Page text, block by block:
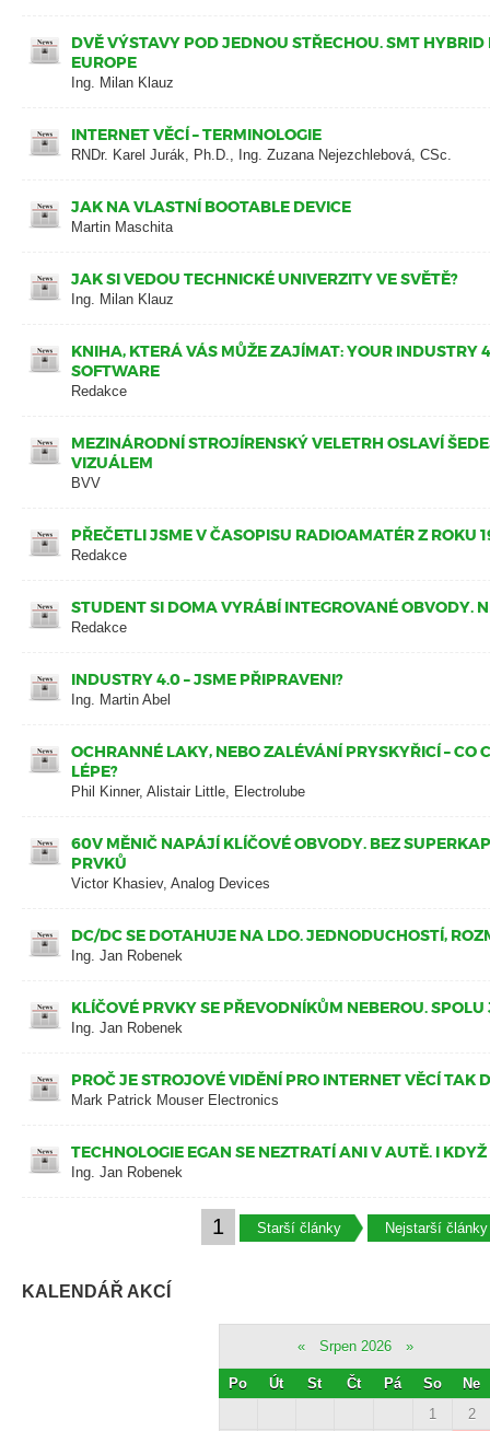
DVĚ VÝSTAVY POD JEDNOU STŘECHOU. SMT
EUROPE
Ing. Milan Klauz
INTERNET VĚCÍ – TERMINOLOGIE
RNDr. Karel Jurák, Ph.D., Ing. Zuzana Nejezchlebová, CSc.
JAK NA VLASTNÍ BOOTABLE DEVICE
Martin Maschita
JAK SI VEDOU TECHNICKÉ UNIVERZITY VE SVĚTĚ?
Ing. Milan Klauz
KNIHA, KTERÁ VÁS MŮŽE ZAJÍMAT: YOUR INDUSTRY
SOFTWARE
Redakce
MEZINÁRODNÍ STROJÍRENSKÝ VELETRH OSLAVÍ
VIZUÁLEM
BVV
PŘEČETLI JSME V ČASOPISU RADIOAMATÉR Z ROKU
Redakce
STUDENT SI DOMA VYRÁBÍ INTEGROVANÉ OBVODY.
Redakce
INDUSTRY 4.0 – JSME PŘIPRAVENI?
Ing. Martin Abel
OCHRANNÉ LAKY, NEBO ZALÉVÁNÍ PRYSKYŘICÍ – CO
LÉPE?
Phil Kinner, Alistair Little, Electrolube
60V MĚNIČ NAPÁJÍ KLÍČOVÉ OBVODY. BEZ
PRVKŮ
Victor Khasiev, Analog Devices
DC/DC SE DOTAHUJE NA LDO. JEDNODUCHOSTÍ,
Ing. Jan Robenek
KLÍČOVÉ PRVKY SE PŘEVODNÍKŮM NEBEROU. SPOLU
Ing. Jan Robenek
PROČ JE STROJOVÉ VIDĚNÍ PRO INTERNET VĚCÍ TAK
Mark Patrick Mouser Electronics
TECHNOLOGIE EGAN SE NEZTRATÍ ANI V AUTĚ. I
Ing. Jan Robenek
1 Starší články Nejstarší články
KALENDÁŘ AKCÍ
« Srpen 2026 »
Po Út St Čt Pá So
Ne
1
2